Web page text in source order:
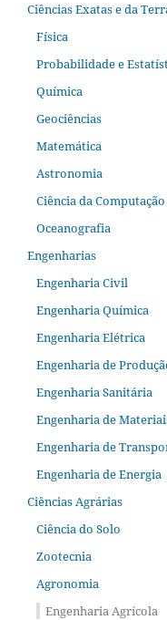
Ciências Exatas e da
Física
Probabilidade e
Química
Geociências
Matemática
Astronomia
Ciência da Computação
Oceanografia
Engenharias
Engenharia Civil
Engenharia Química
Engenharia Elétrica
Engenharia de
Engenharia Sanitária
Engenharia de
Engenharia de
Engenharia de Energia
Ciências Agrárias
Ciência do Solo
Zootecnia
Agronomia
Engenharia Agrícola